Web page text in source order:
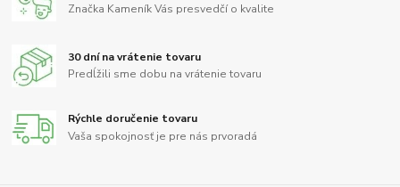
Značka Kameník Vás presvedčí o kvalite
30 dní na vrátenie tovaru
Predĺžili sme dobu na vrátenie tovaru
Rýchle doručenie tovaru
Vaša spokojnosť je pre nás prvoradá